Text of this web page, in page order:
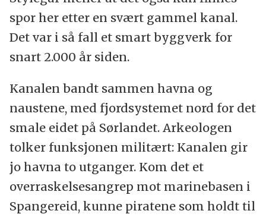
spor her etter en svært gammel kanal.
Det var i så fall et smart byggverk for
snart 2.000 år siden.
Kanalen bandt sammen havna og
naustene, med fjordsystemet nord for det
smale eidet på Sørlandet. Arkeologen
tolker funksjonen militært: Kanalen gir
jo havna to utganger. Kom det et
overraskelsesangrep mot marinebasen i
Spangereid, kunne piratene som holdt til